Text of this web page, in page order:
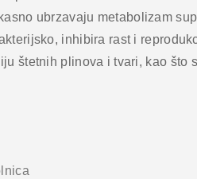
ubrzavaju metabolizam
inhibira rast i
štetnih plinova i tvari, kao što